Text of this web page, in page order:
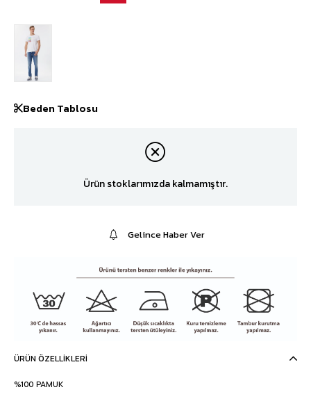
Beden Tablosu
Ürün stoklarımızda kalmamıştır.
Gelince Haber Ver
ÜRÜN ÖZELLIKLERI
%100 PAMUK